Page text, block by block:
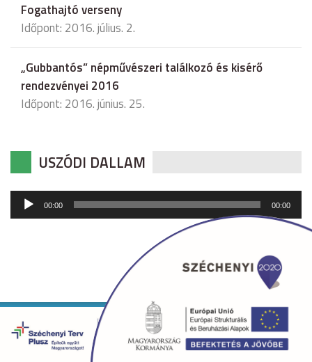
Fogathajtó verseny
Időpont: 2016. július. 2.
„Gubbantós” népművészeri találkozó és kisérő
rendezvényei 2016
Időpont: 2016. június. 25.
USZÓDI DALLAM
Audió
lejátszó
00:00 00:00
Copyright © 2026 uszod.hu Minden jog fenntartva. •
Készítette:fridrik.me